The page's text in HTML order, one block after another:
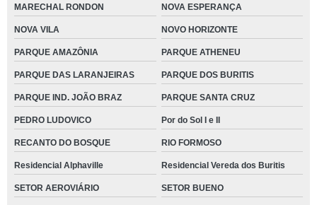
MARECHAL RONDON NOVA ESPERANÇA
NOVA VILA NOVO HORIZONTE
PARQUE AMAZÔNIA PARQUE ATHENEU
PARQUE DAS LARANJEIRAS PARQUE DOS BURITIS
PARQUE IND. JOÃO BRAZ PARQUE SANTA CRUZ
PEDRO LUDOVICO Por do Sol I e II
RECANTO DO BOSQUE RIO FORMOSO
Residencial Alphaville Residencial Vereda dos Buritis
SETOR AEROVIÁRIO SETOR BUENO